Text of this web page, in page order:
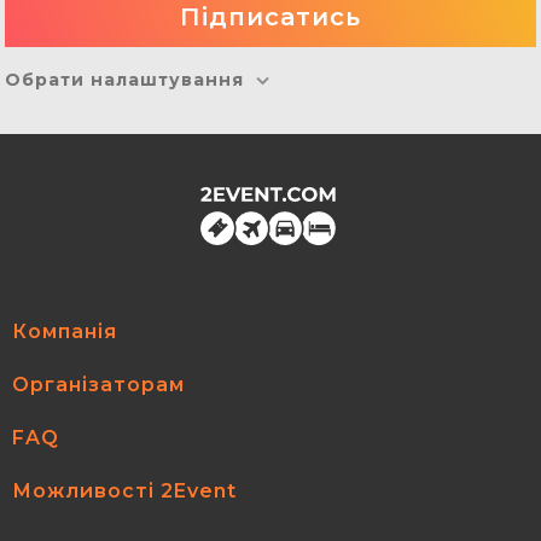
Обрати налаштування
Компанія
Організаторам
FAQ
Можливості 2Event